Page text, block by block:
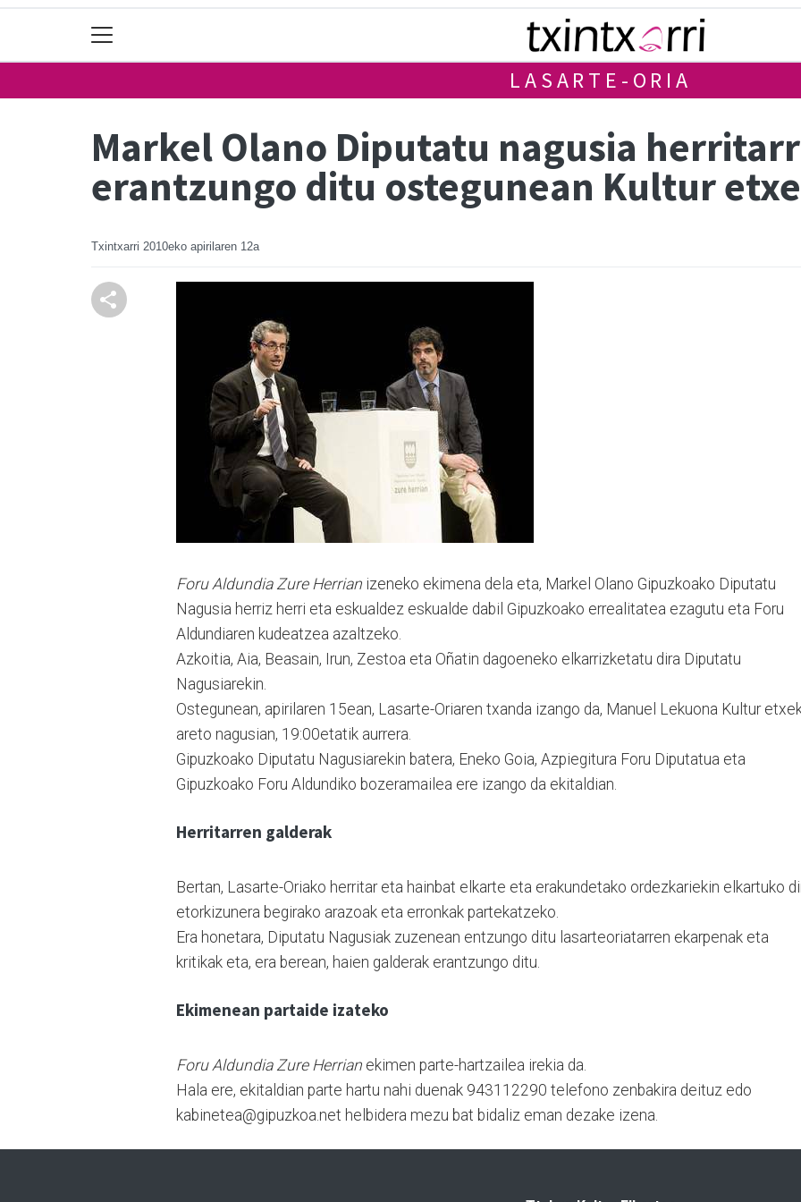
LASARTE-ORIA
Markel Olano Diputatu nagusia
erantzungo ditu ostegunean Kultur
Txintxarri 2010eko apirilaren 12a
Foru Aldundia Zure Herrian izeneko ekimena dela eta, Markel Olano Gipuzkoako Diputatu
Nagusia herriz herri eta eskualdez eskualde dabil Gipuzkoako errealitatea ezagutu eta Foru
Aldundiaren kudeatzea azaltzeko.
Azkoitia, Aia, Beasain, Irun, Zestoa eta Oñatin dagoeneko elkarrizketatu dira Diputatu
Nagusiarekin.
Ostegunean, apirilaren 15ean, Lasarte-Oriaren txanda izango da, Manuel Lekuona Kultur
areto nagusian, 19:00etatik aurrera.
Gipuzkoako Diputatu Nagusiarekin batera, Eneko Goia, Azpiegitura Foru Diputatua eta
Gipuzkoako Foru Aldundiko bozeramailea ere izango da ekitaldian.
Herritarren galderak
Bertan, Lasarte-Oriako herritar eta hainbat elkarte eta erakundetako ordezkariekin elkartuko
etorkizunera begirako arazoak eta erronkak partekatzeko.
Era honetara, Diputatu Nagusiak zuzenean entzungo ditu lasarteoriatarren ekarpenak eta
kritikak eta, era berean, haien galderak erantzungo ditu.
Ekimenean partaide izateko
Foru Aldundia Zure Herrian ekimen parte-hartzailea irekia da.
Hala ere, ekitaldian parte hartu nahi duenak 943112290 telefono zenbakira deituz edo
kabinetea@gipuzkoa.net helbidera mezu bat bidaliz eman dezake izena.